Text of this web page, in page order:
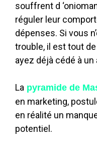
souffrent d
réguler leur
dépenses. Si vous
trouble, il est tout
ayez déjà cédé à
La pyramide de
en marketing,
en réalité un
potentiel.